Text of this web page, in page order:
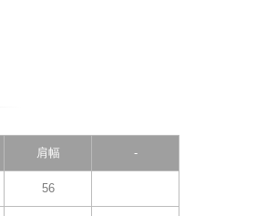
肩幅 -
56